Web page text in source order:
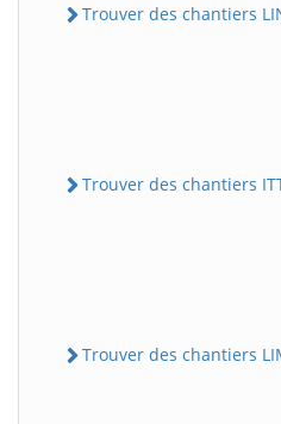
Trouver des chantiers
Trouver des chantiers
Trouver des chantiers